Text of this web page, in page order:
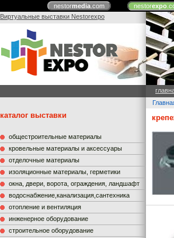
nestormedia.com nestorexpo
Виртуальные выставки Nestorexpo
каталог выставки
общестроительные материалы
кровельные материалы и аксессуары
отделочные материалы
изоляционные материалы, герметики
окна, двери, ворота, ограждения, ландшафт
водоснабжение,канализация,сантехника
отопление и вентиляция
инженерное оборудование
строительное оборудование